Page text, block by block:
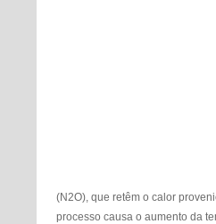
(N2O), que retêm o calor
processo causa o aumento da